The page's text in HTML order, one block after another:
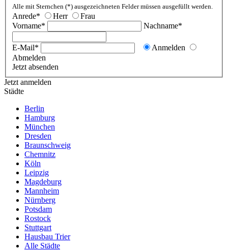
Alle mit Sternchen (*) ausgezeichneten Felder müssen ausgefüllt werden.
Anrede* Herr
Frau
Vorname*
Nachname*
E-Mail*
Anmelden
Abmelden
Jetzt absenden
Jetzt anmelden
Städte
Berlin
Hamburg
München
Dresden
Braunschweig
Chemnitz
Köln
Leipzig
Magdeburg
Mannheim
Nürnberg
Potsdam
Rostock
Stuttgart
Hausbau Trier
Alle Städte